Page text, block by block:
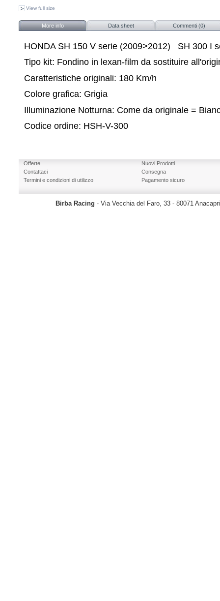
View full size
More info Data sheet Commenti (0)
HONDA SH 150 V serie (2009>2012) SH 300 I
Tipo kit: Fondino in lexan-film da sostituire
Caratteristiche originali: 180 Km/h
Colore grafica: Grigia
Illuminazione Notturna: Come da originale =
Codice ordine: HSH-V-300
Offerte
Nuovi Prodotti
Contattaci
Consegna
Termini e condizioni di utilizzo
Pagamento sicuro
Birba Racing - Via Vecchia del Faro, 33 - 80071